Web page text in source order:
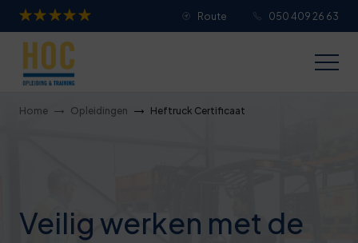
Route 050 409 26 63
Home Opleidingen Heftruck Certificaat
Veilig werken met de
Je overall waardering
Titel van je beoordeling